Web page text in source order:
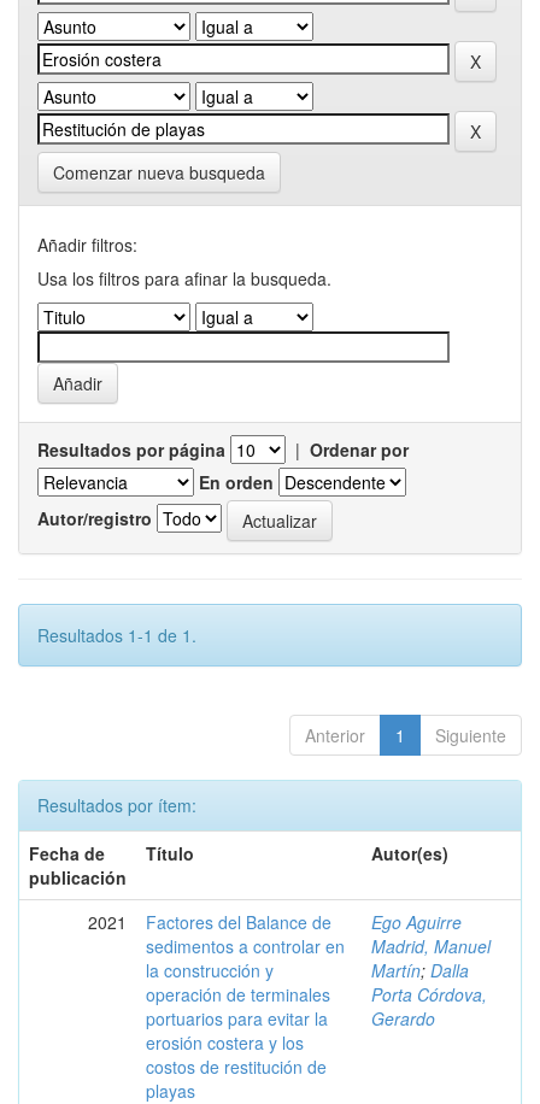
Comenzar nueva busqueda
Añadir filtros:
Usa los filtros para afinar la busqueda.
Resultados por página | Ordenar por
En orden
Autor/registro
Resultados 1-1 de 1.
Anterior 1 Siguiente
Resultados por ítem:
Fecha de
publicación
Título Autor(es)
2021
Factores del Balance de
sedimentos a controlar en
la construcción y
operación de terminales
portuarios para evitar la
erosión costera y los
costos de restitución de
playas
Ego Aguirre
Madrid, Manuel
Martín; Dalla
Porta Córdova,
Gerardo